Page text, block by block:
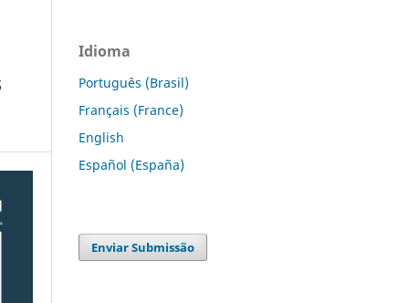
Idioma
Português (Brasil)
Français (France)
English
Español (España)
Enviar Submissão